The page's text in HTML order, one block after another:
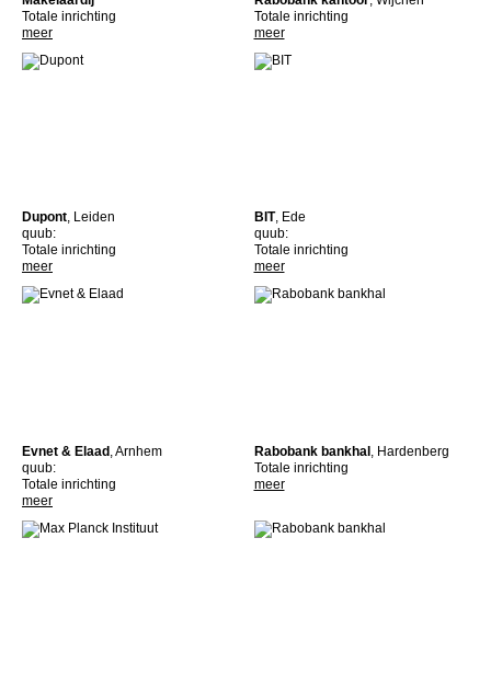
Totale inrichting
meer
Totale inrichting
meer
Dupont, Leiden
quub:
Totale inrichting
meer
BIT, Ede
quub:
Totale inrichting
meer
Evnet & Elaad , Arnhem
quub:
Totale inrichting
meer
Rabobank bankhal, Hardenberg
Totale inrichting
meer